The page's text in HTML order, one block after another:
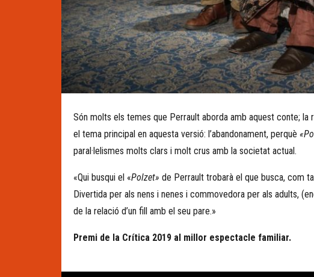
Són molts els temes que Perrault aborda amb aquest conte;
el tema principal en aquesta versió: l’abandonament, perquè
paral·lelismes molts clars i molt crus amb la societat actual.
«Qui busqui el «Polzet» de Perrault trobarà el que busca, com
Divertida per als nens i nenes i commovedora per als adults,
de la relació d’un fill amb el seu pare.»
Premi de la Crítica 2019 al millor espectacle familiar.